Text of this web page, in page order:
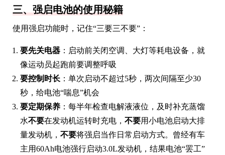
三、强启电池的使用秘籍
使用强启功能时，记住“三要三不要”：
要先关电器 ：启动前关闭空调、大灯等耗电设备，就
像运动员起跑前要调整呼吸
要控制时长 ：单次启动不超过5秒，两次间隔至少30
秒，给电池“喘息”机会
要定期保养 ：每半年检查电解液液位，及时补充蒸馏
水不要在发动机运转时充电， 不要用小电池启动大排
量发动机， 不要将强启当作日常启动方式。曾经有车
主用60Ah电池强行启动3.0L发动机，结果电池“罢工”